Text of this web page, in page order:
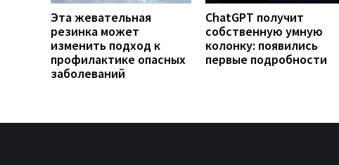
Эта жевательная
резинка может
изменить подход к
профилактике опасных
заболеваний
ChatGPT получит
собственную умную
колонку: появились
первые подробности